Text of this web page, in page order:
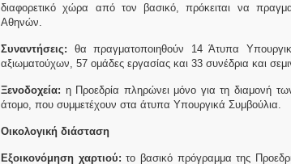
διαφορετικό χώρα από τον βασικό, πρόκειται να
Αθηνών.
Συναντήσεις: θα πραγματοποιηθούν 14 Άτυπα
αξιωματούχων, 57 ομάδες εργασίας και 33 συνέδρια και
Ξενοδοχεία: η Προεδρία πληρώνει μόνο για τη διαμονή
άτομο, που συμμετέχουν στα άτυπα Υπουργικά Συμβούλια.
Οικολογική διάσταση
Εξοικονόμηση χαρτιού: το βασικό πρόγραμμα της